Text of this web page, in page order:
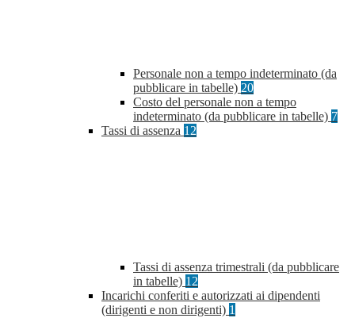
Personale non a tempo indeterminato (da
pubblicare in tabelle) 20
Costo del personale non a tempo
indeterminato (da pubblicare in tabelle) 7
Tassi di assenza 12
Tassi di assenza trimestrali (da pubblicare
in tabelle) 12
Incarichi conferiti e autorizzati ai dipendenti
(dirigenti e non dirigenti) 1